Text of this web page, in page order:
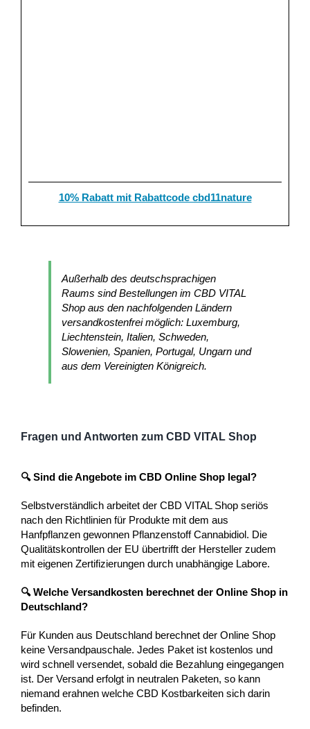
10% Rabatt mit Rabattcode cbd11nature
Außerhalb des deutschsprachigen
Raums sind Bestellungen im CBD VITAL
Shop aus den nachfolgenden Ländern
versandkostenfrei möglich: Luxemburg,
Liechtenstein, Italien, Schweden,
Slowenien, Spanien, Portugal, Ungarn und
aus dem Vereinigten Königreich.
Fragen und Antworten zum CBD VITAL Shop
🔍 Sind die Angebote im CBD Online Shop legal?
Selbstverständlich arbeitet der CBD VITAL Shop seriös
nach den Richtlinien für Produkte mit dem aus
Hanfpflanzen gewonnen Pflanzenstoff Cannabidiol. Die
Qualitätskontrollen der EU übertrifft der Hersteller zudem
mit eigenen Zertifizierungen durch unabhängige Labore.
🔍 Welche Versandkosten berechnet der Online Shop in
Deutschland?
Für Kunden aus Deutschland berechnet der Online Shop
keine Versandpauschale. Jedes Paket ist kostenlos und
wird schnell versendet, sobald die Bezahlung eingegangen
ist. Der Versand erfolgt in neutralen Paketen, so kann
niemand erahnen welche CBD Kostbarkeiten sich darin
befinden.